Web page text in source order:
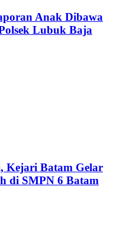
Anak Dibawa
Lubuk Baja
Kejari Batam Gelar
di SMPN 6 Batam